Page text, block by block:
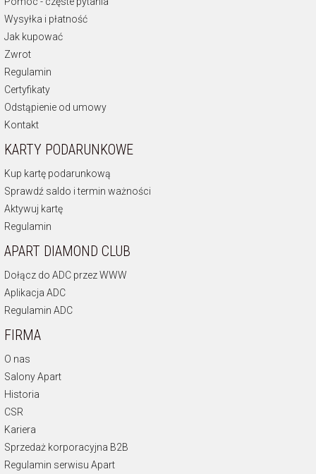
Wysyłka i płatność
Jak kupować
Zwrot
Regulamin
Certyfikaty
Odstąpienie od umowy
Kontakt
KARTY PODARUNKOWE
Kup kartę podarunkową
Sprawdź saldo i termin ważności
Aktywuj kartę
Regulamin
APART DIAMOND CLUB
Dołącz do ADC przez WWW
Aplikacja ADC
Regulamin ADC
FIRMA
O nas
Salony Apart
Historia
CSR
Kariera
Sprzedaż korporacyjna B2B
Regulamin serwisu Apart